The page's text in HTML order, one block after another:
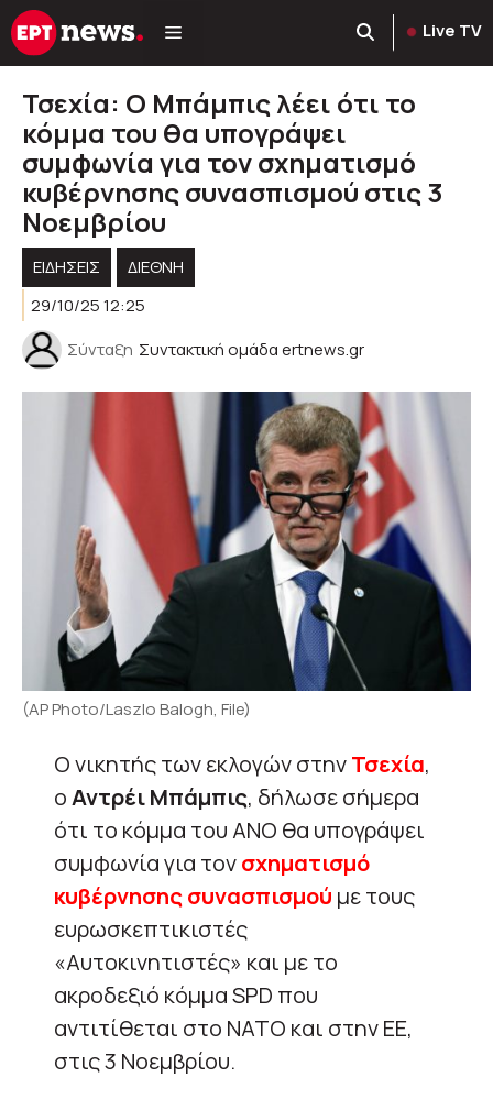
Μετάβαση
σε
Live TV
Τσεχία: Ο Μπάμπις λέει ότι το
κόμμα του θα υπογράψει
συμφωνία για τον σχηματισμό
κυβέρνησης συνασπισμού στις 3
Νοεμβρίου
ΕΙΔΗΣΕΙΣ
ΔΙΕΘΝΗ
29/10/25 12:25
Σύνταξη Συντακτική ομάδα ertnews.gr
(AP Photo/Laszlo Balogh, File)
Ο νικητής των εκλογών στηνΤσεχία,
οΑντρέι Μπάμπις, δήλωσε σήμερα
ότι το κόμμα του ANO θα υπογράψει
συμφωνία για τονσχηματισμό
κυβέρνησης συνασπισμού με τους
ευρωσκεπτικιστές
«Αυτοκινητιστές» και με το
ακροδεξιό κόμμα SPD που
αντιτίθεται στο ΝΑΤΟ και στην ΕΕ,
στις 3 Νοεμβρίου.